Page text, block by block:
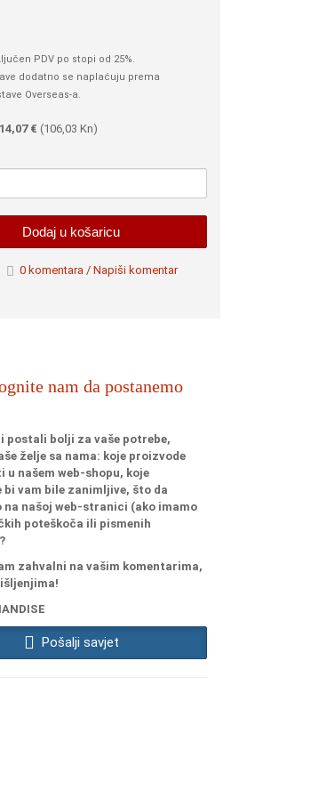
PDV po stopi od 25%.
dodatno se naplaćuju prema
Overseas-a.
14,07 € (106,03 Kn)
Dodaj u košaricu
0 komentara / Napiši komentar
nam da postanemo
postali bolji za vaše potrebe,
želje sa nama: koje proizvode
u našem web-shopu, koje
vam bile zanimljive, što da
na našoj web-stranici (ako imamo
poteškoča ili pismenih
zahvalni na vašim komentarima,
Pošalji savjet